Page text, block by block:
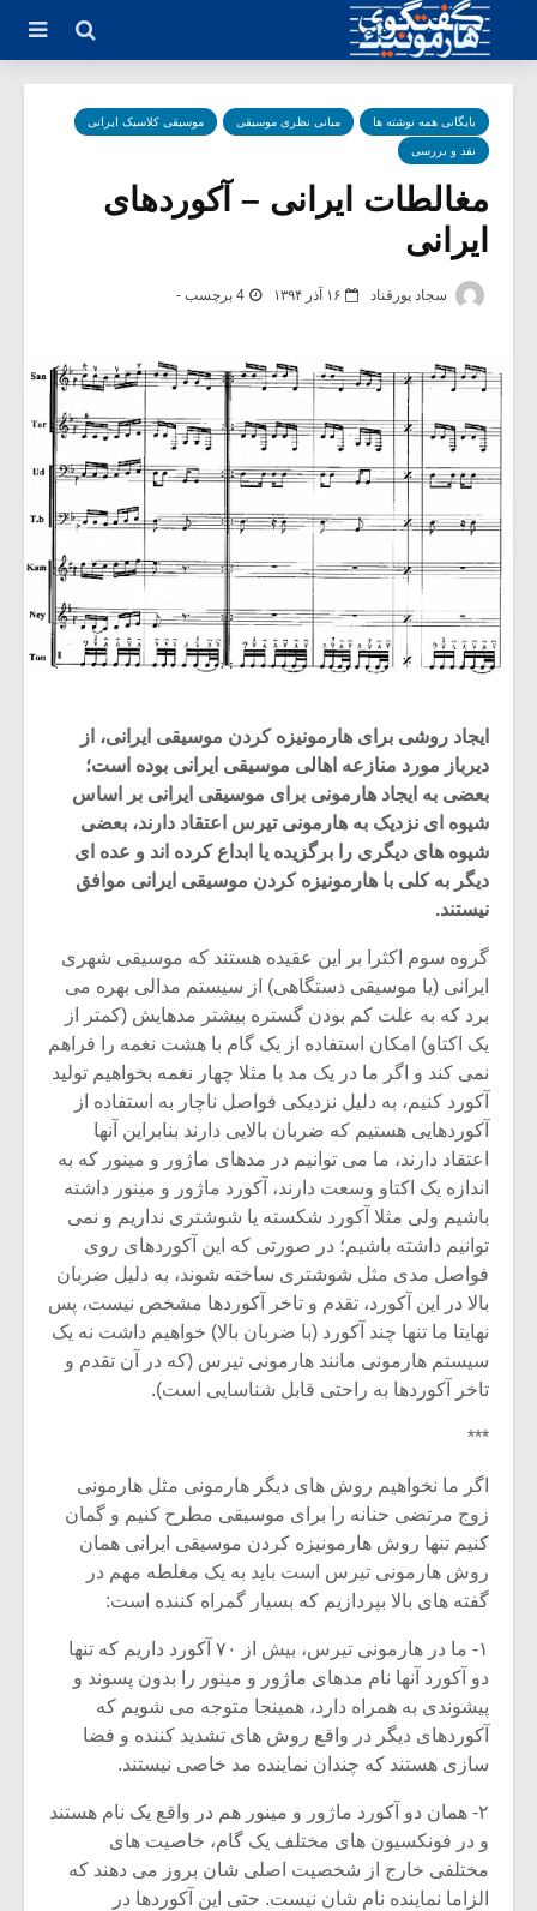
بایگانی همه نوشته ها مبانی نظری موسیقی موسیقی کلاسیک ایرانی
نقد و بررسی
مغالطات ایرانی – آکوردهای
ایرانی
سجاد پورقناد ۱۶ آذر ۱۳۹۴ 4 برچسب -
ایجاد روشی برای هارمونیزه کردن موسیقی ایرانی، از
دیرباز مورد منازعه اهالی موسیقی ایرانی بوده است؛
بعضی به ایجاد هارمونی برای موسیقی ایرانی بر اساس
شیوه ای نزدیک به هارمونی تیرس اعتقاد دارند، بعضی
شیوه های دیگری را برگزیده یا ابداع کرده اند و عده ای
دیگر به کلی با هارمونیزه کردن موسیقی ایرانی موافق
نیستند.
گروه سوم اکثرا بر این عقیده هستند که موسیقی شهری
ایرانی (یا موسیقی دستگاهی) از سیستم مدالی بهره می
برد که به علت کم بودن گستره بیشتر مدهایش (کمتر از
یک اکتاو) امکان استفاده از یک گام با هشت نغمه را فراهم
نمی کند و اگر ما در یک مد با مثلا چهار نغمه بخواهیم تولید
آکورد کنیم، به دلیل نزدیکی فواصل ناچار به استفاده از
آکوردهایی هستیم که ضربان بالایی دارند بنابراین آنها
اعتقاد دارند، ما می توانیم در مدهای ماژور و مینور که به
اندازه یک اکتاو وسعت دارند، آکورد ماژور و مینور داشته
باشیم ولی مثلا آکورد شکسته یا شوشتری نداریم و نمی
توانیم داشته باشیم؛ در صورتی که این آکوردهای روی
فواصل مدی مثل شوشتری ساخته شوند، به دلیل ضربان
بالا در این آکورد، تقدم و تاخر آکوردها مشخص نیست، پس
نهایتا ما تنها چند آکورد (با ضربان بالا) خواهیم داشت نه یک
سیستم هارمونی مانند هارمونی تیرس (که در آن تقدم و
تاخر آکوردها به راحتی قابل شناسایی است).
***
اگر ما نخواهیم روش های دیگر هارمونی مثل هارمونی
زوج مرتضی حنانه را برای موسیقی مطرح کنیم و گمان
کنیم تنها روش هارمونیزه کردن موسیقی ایرانی همان
روش هارمونی تیرس است باید به یک مغلطه مهم در
گفته های بالا بپردازیم که بسیار گمراه کننده است:
۱- ما در هارمونی تیرس، بیش از ۷۰ آکورد داریم که تنها
دو آکورد آنها نام مدهای ماژور و مینور را بدون پسوند و
پیشوندی به همراه دارد، همینجا متوجه می شویم که
آکوردهای دیگر در واقع روش های تشدید کننده و فضا
سازی هستند که چندان نماینده مد خاصی نیستند.
۲- همان دو آکورد ماژور و مینور هم در واقع یک نام هستند
و در فونکسیون های مختلف یک گام، خاصیت های
مختلفی خارج از شخصیت اصلی شان بروز می دهند که
الزاما نماینده نام شان نیست. حتی این آکوردها در
یادداشتی بر موسیقی
متن فیلم «متری
شیش و نیم»
اگر نمی توانی
مشهورترین باشی،
بدنام ترین باش
برگزار
سکانسی